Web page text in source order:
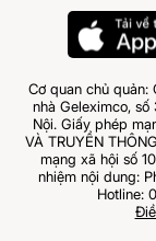
Cơ quan chủ quản:
nhà Geleximco, số
Nội. Giấy phép
VÀ TRUYỀN
mạng xã hội số
nhiệm nội dung:
Hotline: